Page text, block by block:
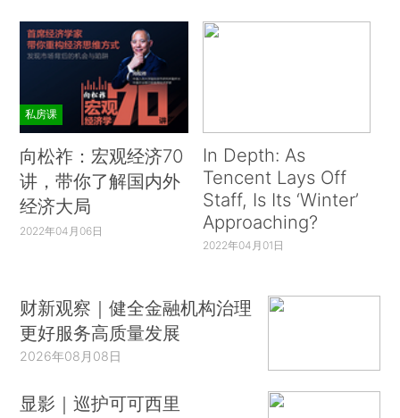
私房课
向松祚：宏观经济70
讲，带你了解国内外
经济大局
2022年04月06日
In Depth: As
Tencent Lays Off
Staff, Is Its ‘Winter’
Approaching?
2022年04月01日
财新观察｜健全金融机构治理
更好服务高质量发展
2026年08月08日
显影｜巡护可可西里